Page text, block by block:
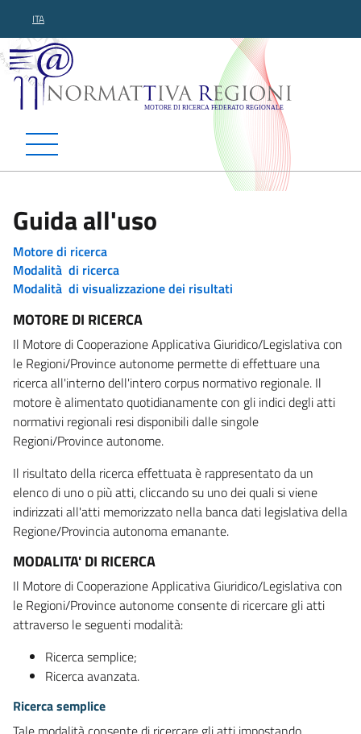
ITA
Normattiva Regioni -
Guida all'uso
Motore di ricerca
Modalità di ricerca
Modalità di visualizzazione dei risultati
MOTORE DI RICERCA
Il Motore di Cooperazione Applicativa Giuridico/Legislativa con
le Regioni/Province autonome permette di effettuare una
ricerca all'interno dell'intero corpus normativo regionale. Il
motore è alimentato quotidianamente con gli indici degli atti
normativi regionali resi disponibili dalle singole
Regioni/Province autonome.
Il risultato della ricerca effettuata è rappresentato da un
elenco di uno o più atti, cliccando su uno dei quali si viene
indirizzati all'atti memorizzato nella banca dati legislativa della
Regione/Provincia autonoma emanante.
MODALITA' DI RICERCA
Il Motore di Cooperazione Applicativa Giuridico/Legislativa con
le Regioni/Province autonome consente di ricercare gli atti
attraverso le seguenti modalità:
Ricerca semplice;
Ricerca avanzata.
Ricerca semplice